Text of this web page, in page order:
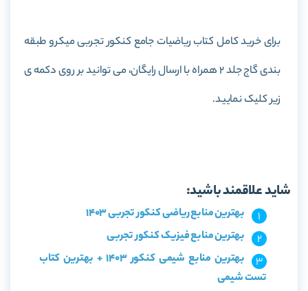
برای خرید کامل کتاب ریاضیات جامع کنکور تجربی میکرو طبقه
بندی گاج جلد 2 همراه با ارسال رایگان، می توانید بر روی دکمه ی
زیر کلیک نمایید.
شاید علاقمند باشید:
بهترین منابع ریاضی کنکور تجربی 1403
بهترین منابع فیزیک کنکور تجربی
بهترین منابع شیمی کنکور 1403 + بهترین کتاب
تست شیمی